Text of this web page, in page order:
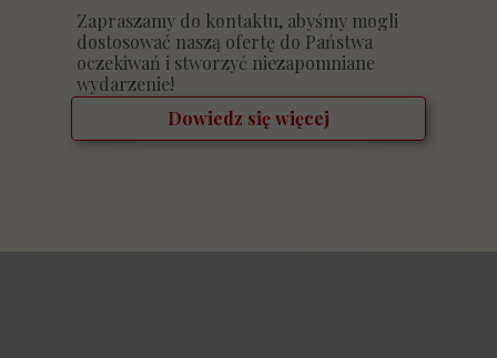
Zapraszamy do kontaktu, abyśmy mogli
dostosować naszą ofertę do Państwa
oczekiwań i stworzyć niezapomniane
wydarzenie!
Dowiedz się więcej